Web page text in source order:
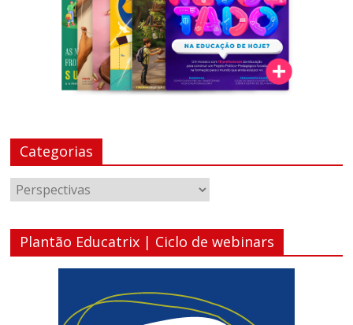
Categorias
Categorias
Plantão Educatrix | Ciclo de webinars